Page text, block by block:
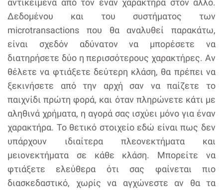
αντικείμενα από τον έναν χαρακτήρα στον άλλο.
Δεδομένου και του συστήματος των
microtransactions που θα αναλυθεί παρακάτω,
είναι σχεδόν αδύνατον να μπορέσετε να
διατηρήσετε δύο η περισσότερους χαρακτήρες. Αν
θέλετε να φτιάξετε δεύτερη κλάση, θα πρέπει να
ξεκινήσετε από την αρχή σαν να παίζετε το
παιχνίδι πρώτη φορά, και όταν πληρώνετε κάτι με
αληθινά χρήματα, η αγορά σας ισχύει μόνο για έναν
χαρακτήρα. Το θετικό στοιχείο εδώ είναι πως δεν
υπάρχουν ιδιαίτερα πλεονεκτήματα και
μειονεκτήματα σε κάθε κλάση. Μπορείτε να
φτιάξετε ελεύθερα ότι σας φαίνεται πιο
διασκεδαστικό, χωρίς να αγχώνεστε αν θα τα